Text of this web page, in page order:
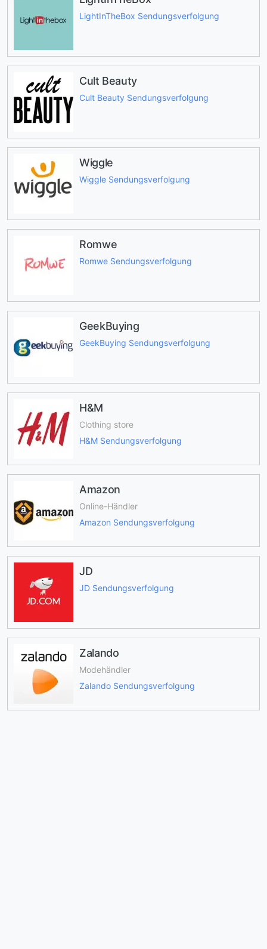
LightInTheBox Sendungsverfolgung
Cult Beauty
Cult Beauty Sendungsverfolgung
Wiggle
Wiggle Sendungsverfolgung
Romwe
Romwe Sendungsverfolgung
GeekBuying
GeekBuying Sendungsverfolgung
H&M
Clothing store
H&M Sendungsverfolgung
Amazon
Online-Händler
Amazon Sendungsverfolgung
JD
JD Sendungsverfolgung
Zalando
Modehändler
Zalando Sendungsverfolgung